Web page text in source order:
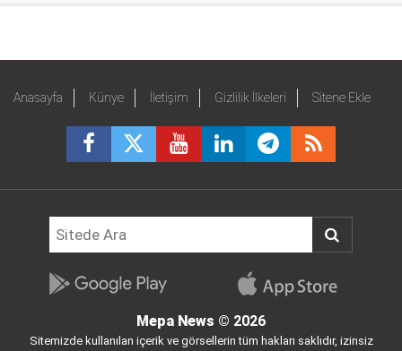
Anasayfa Künye İletişim Gizlilik İlkeleri Sitene Ekle
Mepa News © 2026
Sitemizde kullanılan içerik ve görsellerin tüm hakları saklıdır, izinsiz